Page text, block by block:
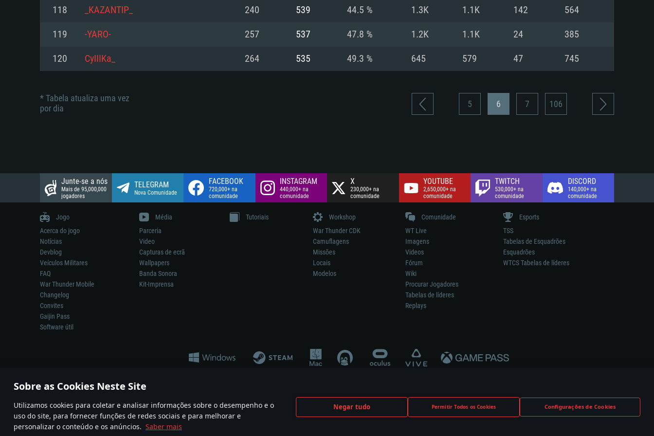
Sobre as Cookies Neste Site
Utilizamos cookies para coletar e analisar informações sobre o desempenho e o
uso do site, para fornecer funções de redes sociais e para melhorar e
personalizar o conteúdo e os anúncios. Saber mais
Negar tudo Permitir Todos os Cookies Configurações de Cookies
Disco: 23,1 GB
Network: Internet de banda larga.
Disco: 21,5 GB
Disco: 60,2 GB
Network: Internet de banda larga.
Disco: 21,5 GB
Network: Internet de banda larga.
Disco: 60,2 GB
118 _KAZANTIP_ 240 539 44.5 % 1.3K 1.1K 142 564
119 -YARO- 257 537 47.8 % 1.2K 1.1K 24 385
120 CyIIIKa_ 264 535 49.3 % 645 579 47 745
* Tabela atualiza uma vez
por dia
5 6 7 106
Junte-se a nós
Mais de 95,000,000
jogadores
TELEGRAM
Nova Comunidade
FACEBOOK
720,000+ na
comunidade
INSTAGRAM
440,000+ na
comunidade
X
230,000+ na
comunidade
YOUTUBE
2,650,000+ na
comunidade
TWITCH
530,000+ na
comunidade
DISCORD
140,000+ na
comunidade
Jogo
Acerca do jogo
Notícias
Devblog
Veículos Militares
FAQ
War Thunder Mobile
Changelog
Convites
Gaijin Pass
Software útil
Média
Parceria
Video
Capturas de ecrã
Wallpapers
Banda Sonora
Kit-Imprensa
Tutoriais
Workshop
War Thunder CDK
Camuflagens
Missões
Locais
Modelos
Comunidade
WT Live
Imagens
Videos
Fórum
Wiki
Procurar Jogadores
Tabelas de líderes
Replays
Esports
TSS
Tabelas de Esquadrões
Esquadrões
WTCS Tabelas de líderes
A reprodução de qualquer sistema de armas ou veículo neste jogo não significa participação no desenvolvimento, patrocínio ou aval do respetivo construtor.
© 2011—2026 Gaijin Games Kft. All trademarks, logos and brand names are the property of their respective owners.
Termos e condições Termos de Serviço